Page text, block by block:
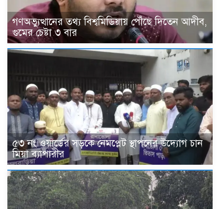
গণঅভ্যুত্থানের তথ্য বিশ্বমিডিয়ায় পৌঁছে দিতেন আদীব,
গুমের চেষ্টা ৩ বার
৫৩ নং ওয়ার্ডের সড়কে নেমপ্লেট স্থাপনের উদ্যোগ চান
মিয়া ব্যাপারীর